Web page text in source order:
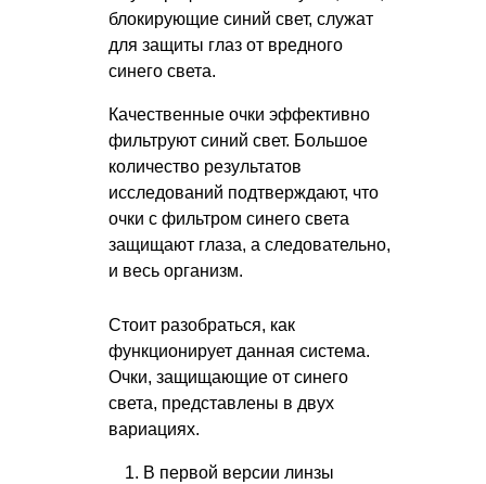
блокирующие синий свет, служат
для защиты глаз от вредного
синего света.
Качественные очки эффективно
фильтруют синий свет. Большое
количество результатов
исследований подтверждают, что
очки с фильтром синего света
защищают глаза, а следовательно,
и весь организм.
Стоит разобраться, как
функционирует данная система.
Очки, защищающие от синего
света, представлены в двух
вариациях.
В первой версии линзы